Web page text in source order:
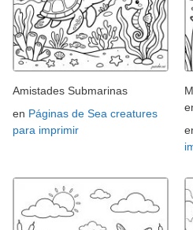
Amistades Submarinas
en Páginas de Sea creatures
para imprimir